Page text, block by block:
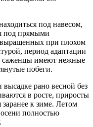
под навесом,
под прямыми
при плохом
период адаптации
саженцы имеют нежные
побеги.
рано весной без
в росте, приросты
к зиме. Летом
полностью